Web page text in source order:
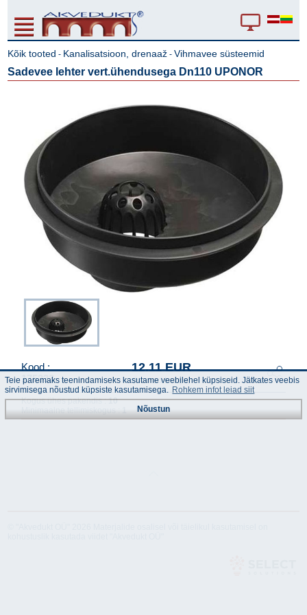
Kõik tooted - Kanalisatsioon, drenaaž -Vihmavee süsteemid
Sadevee lehter vert.ühendusega Dn110 UPONOR
Kood :
175333
12.11 EUR
(Hinnad km-ga)
Kogus ühes pakendis :10
Minimaalne tellimiskogus : 1
Teie paremaks teenindamiseks kasutame veebilehel küpsiseid. Jätkates veebis
sirvimisega nõustud küpsiste kasutamisega. Rohkem infot leiad siit
Nõustun